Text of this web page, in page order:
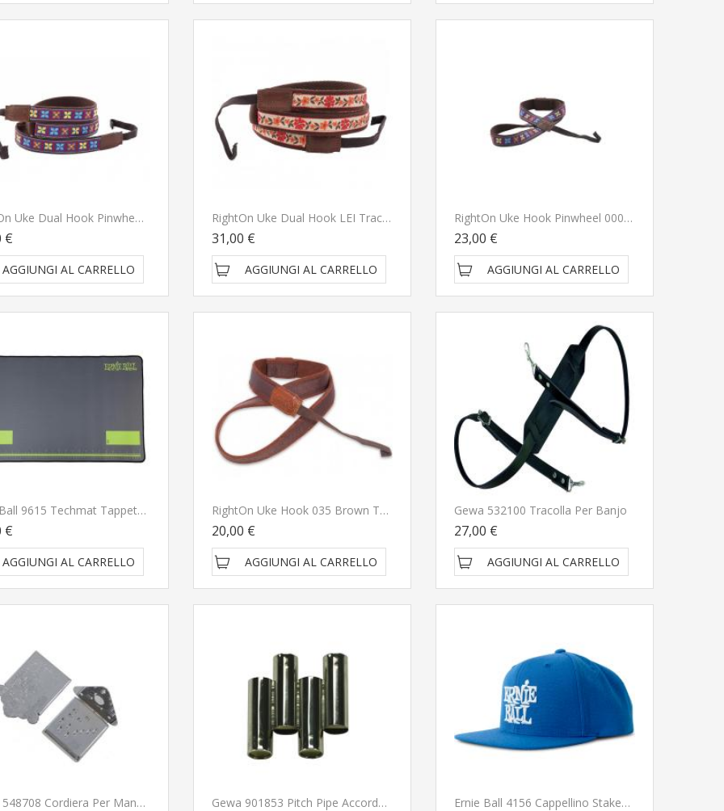
RightOn Uke Dual Hook Pinwheel Tracolla Per Ukulele
€
AGGIUNGI AL CARRELLO
RightOn Uke Dual Hook LEI Tracolla Per Ukulele
31,00 €
AGGIUNGI AL CARRELLO
RightOn Uke Hook Pinwheel 000 Tracolla Per Ukulele
23,00 €
AGGIUNGI AL CARRELLO
Ernie Ball 9615 Techmat Tappeto Tecnico Da Lavoro
€
AGGIUNGI AL CARRELLO
RightOn Uke Hook 035 Brown Tracolla Per Ukulele
20,00 €
AGGIUNGI AL CARRELLO
Gewa 532100 Tracolla Per Banjo
27,00 €
AGGIUNGI AL CARRELLO
Gewa 548708 Cordiera Per Mandolino Cromato CONSEGNATO A DOMICILIO IN 1-2 GIORNI Gewa 901853 Pitch Pipe Accordatore Per Ukulele A-440 Ernie Ball 4156 Cappellino Staked Blue Con Logo Ricamato CONSEGNATO A DOMICILIO IN 1-2 GIORNI